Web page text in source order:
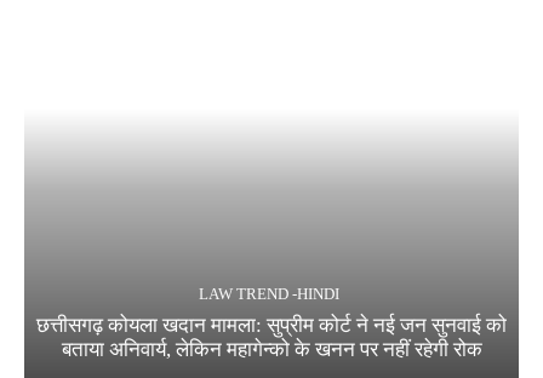
LAW TREND -HINDI
छत्तीसगढ़ कोयला खदान मामला: सुप्रीम कोर्ट ने नई जन सुनवाई को
बताया अनिवार्य, लेकिन महागेन्को के खनन पर नहीं रहेगी रोक